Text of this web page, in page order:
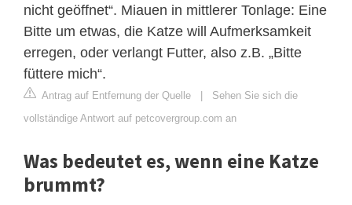
nicht geöffnet“. Miauen in mittlerer Tonlage: Eine
Bitte um etwas, die Katze will Aufmerksamkeit
erregen, oder verlangt Futter, also z.B. „Bitte
füttere mich“.
Antrag auf Entfernung der Quelle | Sehen Sie sich die
vollständige Antwort auf petcovergroup.com an
Was bedeutet es, wenn eine Katze
brummt?